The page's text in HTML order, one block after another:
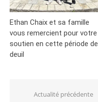
Ethan Chaix et sa famille
vous remercient pour votre
soutien en cette période de
deuil
Navigation
Actualité précédente